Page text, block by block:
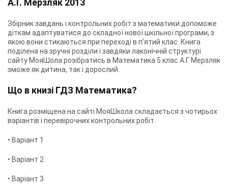
А.Г. Мерзляк 2013
Збірник завдань і контрольних робіт з математики допоможе
діткам адаптуватися до складної нової шкільної програми, з
якою вони стикаються при переході в п'ятий клас. Книга
поділена на зручні розділи і завдяки лаконічній структурі
сайту МояШола розібратись в Математика 5 клас А.Г. Мерзляк
зможе як дитина, так і дорослий.
Що в книзі ГДЗ Математика?
Книга розміщена на сайті МояШкола складається з чотирьох
варіантів і перевірочних контрольних робіт.
• Варіант 1
• Варіант 2
• Варіант 3